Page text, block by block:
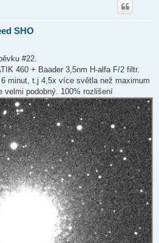
SHO
#22.
460 + Baader 3,5nm H-alfa F/2 filtr.
minut, t.j 4,5x více světla než maximum
velmi podobný. 100% rozlišení